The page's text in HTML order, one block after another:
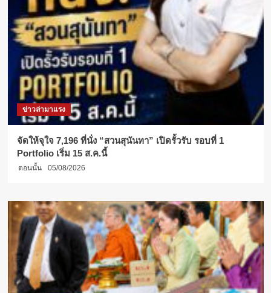
ข่าวล่ามาแรง
จัดให้จุใจ 7,196 ที่นั่ง “สวนสุนันทา” เปิดรั้วรับ รอบที่ 1
Portfolio เริ่ม 15 ส.ค.นี้
ตอนนั้น 05/08/2026